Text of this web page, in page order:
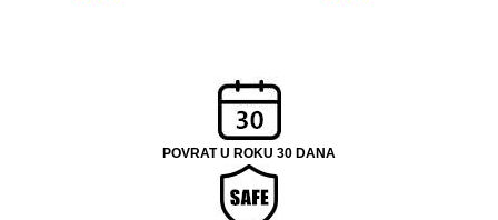
POVRAT U ROKU 30 DANA